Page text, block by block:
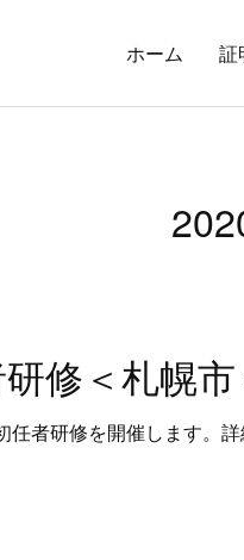
ホーム 証
修＜札幌市
任者研修を開催します